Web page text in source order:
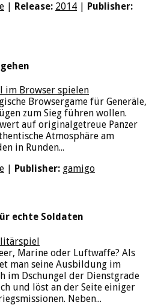
Release: 2014
Publisher:
Browsergame für Generäle,
zum Sieg führen wollen.
auf originalgetreue Panzer
Atmosphäre am
in Runden...
Publisher: gamigo
echte Soldaten
Marine oder Luftwaffe? Als
man seine Ausbildung im
im Dschungel der Dienstgrade
und löst an der Seite einiger
Neben...